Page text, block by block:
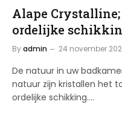
Alape
ordelijke
Byadmin 24 november
De natuur in uw
natuur zijn kristallen het
ordelijke schikking.…